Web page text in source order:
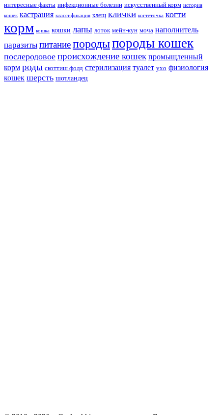
интересные факты инфекционные болезни искусственный корм история
кошек кастрация классификация клещ клички когтеточка когти
корм кошка кошки лапы лоток мейн-кун моча наполнитель
паразиты питаниепородыпороды кошек
послеродовое происхождение кошек промыщленный
корм роды скоттиш фолд стерилизация туалет ухо физиология
кошек шерсть шотландец